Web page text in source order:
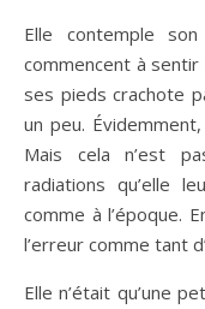
Elle contemple
commencent à
ses pieds crachote
un peu.
Mais cela n’est
radiations qu’elle
comme à l’époque.
l’erreur comme tant
Elle n’était qu’une